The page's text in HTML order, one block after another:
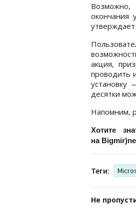
Возможно,
окончания
акция,
проводить
установку
десятки
Напомним,
Хотите
на
Теги:
Не